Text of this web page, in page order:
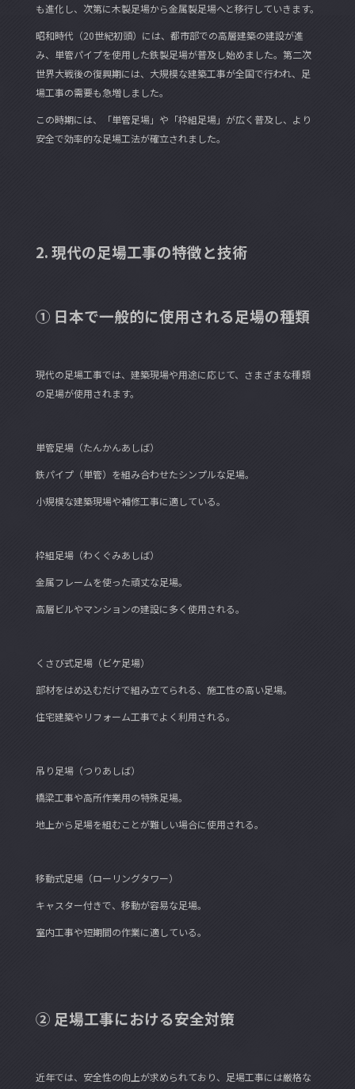
も進化し、次第に木製足場から金属製足場へと移行していきます。
昭和時代（20世紀初頭）には、都市部での高層建築の建設が進
み、単管パイプを使用した鉄製足場が普及し始めました。第二次
世界大戦後の復興期には、大規模な建築工事が全国で行われ、足
場工事の需要も急増しました。
この時期には、「単管足場」や「枠組足場」が広く普及し、より
安全で効率的な足場工法が確立されました。
2. 現代の足場工事の特徴と技術
① 日本で一般的に使用される足場の種類
現代の足場工事では、建築現場や用途に応じて、さまざまな種類
の足場が使用されます。
単管足場（たんかんあしば）
鉄パイプ（単管）を組み合わせたシンプルな足場。
小規模な建築現場や補修工事に適している。
枠組足場（わくぐみあしば）
金属フレームを使った頑丈な足場。
高層ビルやマンションの建設に多く使用される。
くさび式足場（ビケ足場）
部材をはめ込むだけで組み立てられる、施工性の高い足場。
住宅建築やリフォーム工事でよく利用される。
吊り足場（つりあしば）
橋梁工事や高所作業用の特殊足場。
地上から足場を組むことが難しい場合に使用される。
移動式足場（ローリングタワー）
キャスター付きで、移動が容易な足場。
室内工事や短期間の作業に適している。
② 足場工事における安全対策
近年では、安全性の向上が求められており、足場工事には厳格な